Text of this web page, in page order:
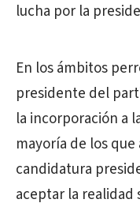
lucha por la
En los ámbitos
presidente del
la incorporación a
mayoría de los
candidatura
aceptar la realidad